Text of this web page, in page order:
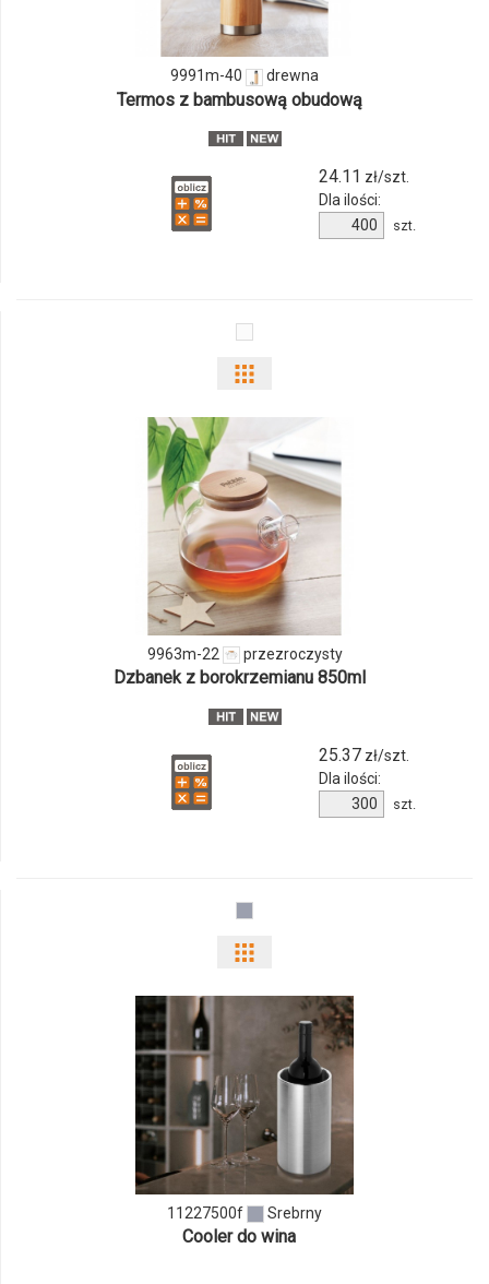
9991m-
40
9991m-40 drewna
Termos z bambusową obudową
24.11 zł/szt.
Dla ilości:
produktu
szt.
odmiany
i
ilości
produktu
9963m-
22
9963m-22 przezroczysty
Dzbanek z borokrzemianu 850ml
25.37zł/szt.
Dla ilości:
produktu
szt.
odmiany
ilości
produktu
11227500f
11227500f Srebrny
Cooler do wina